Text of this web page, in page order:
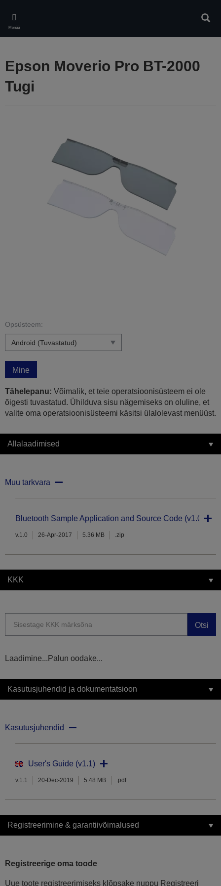
main
content
Menüü
Epson Moverio Pro BT-2000
Tugi
Opsüsteem:
Mine
Tähelepanu: Võimalik, et teie operatsioonisüsteem ei ole
õigesti tuvastatud. Ühilduva sisu nägemiseks on oluline, et
valite oma operatsioonisüsteemi käsitsi ülalolevast menüüst.
Allalaadimised
Muu tarkvara
Bluetooth Sample Application and Source Code (v1.0)
v.1.0 26-Apr-2017 5.36 MB .zip
KKK
Otsi
Laadimine...Palun oodake...
Kasutusjuhendid ja dokumentatsioon
Kasutusjuhendid
User's Guide (v1.1)
v.1.1 20-Dec-2019 5.48 MB .pdf
Registreerimine & garantiivõimalused
Registreerige oma toode
Uue toote registreerimiseks klõpsake nuppu Registreeri